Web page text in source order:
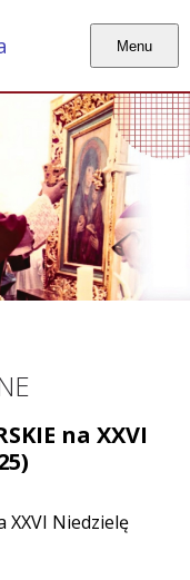
Menu
na XXVI
XXVI Niedzielę